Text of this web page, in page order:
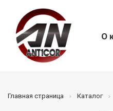
О
Главная страница Каталог